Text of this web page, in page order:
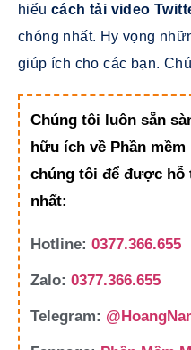
hiểu cách tải video
chóng nhất. Hy vọng
giúp ích cho các bạn.
Chúng tôi luôn sẵn
hữu ích về Phần
chúng tôi để được hỗ
nhất:
Hotline: 0377.366.655
Zalo: 0377.366.655
Telegram: